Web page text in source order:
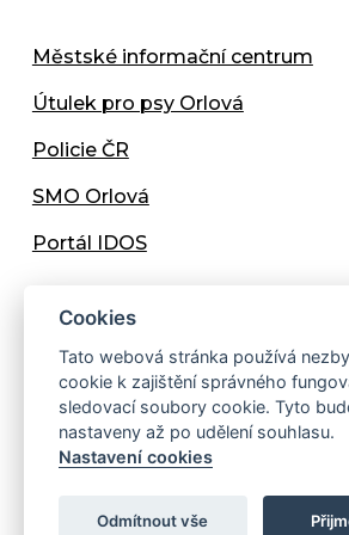
Městské informační centrum
Útulek pro psy Orlová
Policie ČR
SMO Orlová
Portál IDOS
Copyright © 2013 - 2026 Městský
Created:web-evolution.cz |
Cookies
Tato webová stránka používá
cookie k zajištění správného
sledovací soubory cookie. Tyto
nastaveny až po udělení souhlasu.
Nastavení cookies
Odmítnout vše